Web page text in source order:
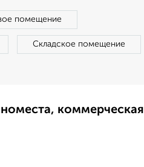
помещение
Складское помещение
коммерческая